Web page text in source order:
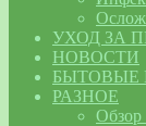
УХОД ЗА
НОВОСТИ
БЫТОВЫЕ
РАЗНОЕ
Обзор